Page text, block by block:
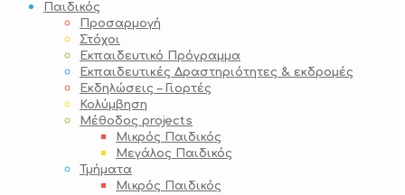
Παιδικός
Προσαρμογή
Στόχοι
Εκπαιδευτικό Πρόγραμμα
Εκπαιδευτικές Δραστηριότητες & εκδρομές
Εκδηλώσεις – Γιορτές
Κολύμβηση
Μέθοδος projects
Μικρός Παιδικός
Μεγάλος Παιδικός
Τμήματα
Μικρός Παιδικός